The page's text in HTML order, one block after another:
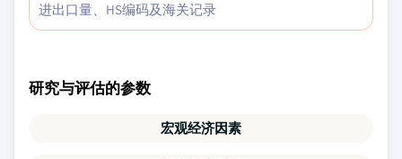
进出口量、HS编码及海关记录
研究与评估的参数
宏观经济因素